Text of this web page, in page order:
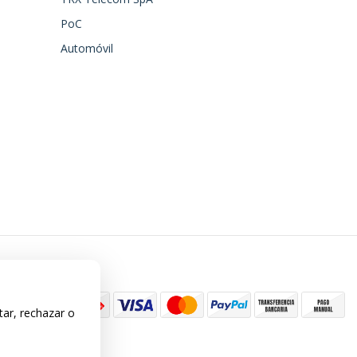
PoC
Automóvil
rechazar o